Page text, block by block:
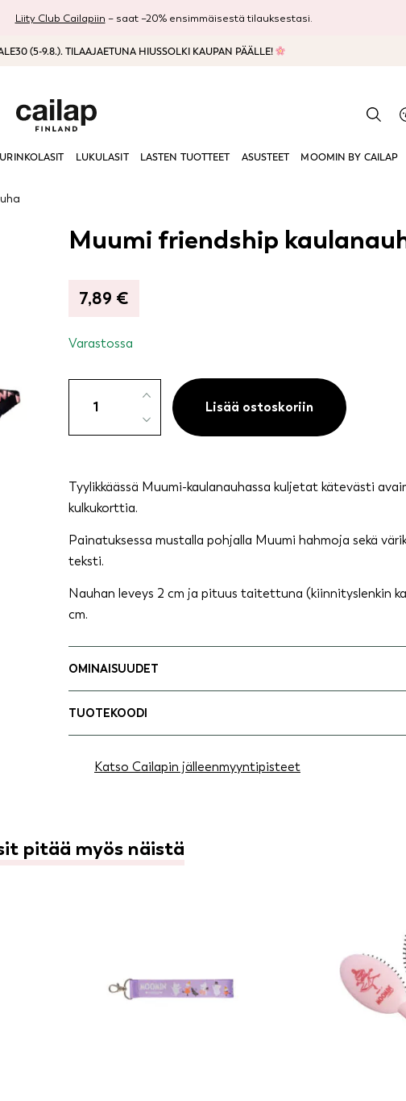
Liity Club Cailapiin – saat –20% ensimmäisestä tilauksestasi.
(5-9.8.). TILAAJAETUNA HIUSSOLKI KAUPAN PÄÄLLE!
LUKULASIT LASTEN TUOTTEET ASUSTEET MOOMIN BY CAILAP
Muumi friendship
7,89 €
Varastossa
friendship
Lisää ostoskoriin
Tyylikkäässä Muumi-kaulanauhassa kuljetat kätevästi
kulkukorttia.
Painatuksessa mustalla pohjalla Muumi hahmoja sekä
teksti.
Nauhan leveys 2 cm ja pituus taitettuna (kiinnityslenkin
cm.
OMINAISUUDET
TUOTEKOODI
Katso Cailapin jälleenmyyntipisteet
pitää myös näistä